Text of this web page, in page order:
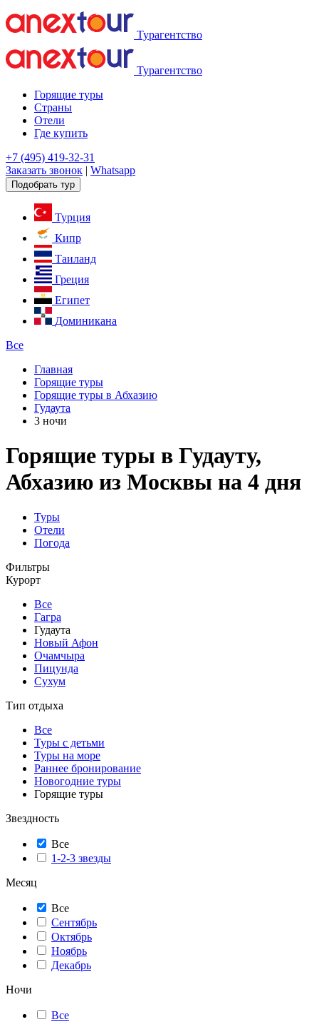
Турагентство
Турагентство
Горящие туры
Страны
Отели
Где купить
+7 (495) 419-32-31
Заказать звонок | Whatsapp
Подобрать тур
Турция
Кипр
Таиланд
Греция
Египет
Доминикана
Все
Главная
Горящие туры
Горящие туры в Абхазию
Гудаута
3 ночи
Горящие туры в Гудауту,
Абхазию из Москвы на 4 дня
Туры
Отели
Погода
Фильтры
Курорт
Все
Гагра
Гудаута
Новый Афон
Очамчыра
Пицунда
Сухум
Тип отдыха
Все
Туры с детьми
Туры на море
Раннее бронирование
Новогодние туры
Горящие туры
Звездность
Все
1-2-3 звезды
Месяц
Все
Сентябрь
Октябрь
Ноябрь
Декабрь
Ночи
Все